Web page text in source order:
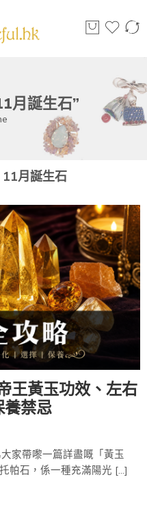
月誕生石”
11月誕生石
王黃玉功效、左右
養禁忌
家帶嚟一篇詳盡嘅「黃玉
帕石，係一種充滿陽光 […]